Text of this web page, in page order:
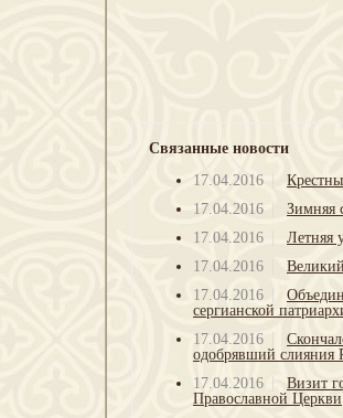
Связанные новости
17.04.2016
17.04.2016
Зимняя
17.04.2016
Летняя
17.04.2016
17.04.2016
сергианской
17.04.2016
одобрявший
17.04.2016
Визит
Православной Церкви